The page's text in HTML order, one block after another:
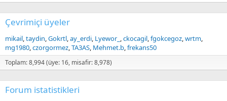
Çevrimiçi üyeler
mikail taydin Gokrtl ay_erdi Lyewor_ ckocagil fgokcegoz wrtm
mg1980 czorgormez TA3AS Mehmet.b frekans50
Toplam: 8,994 (üye: 16, misafir: 8,978)
Forum istatistikleri